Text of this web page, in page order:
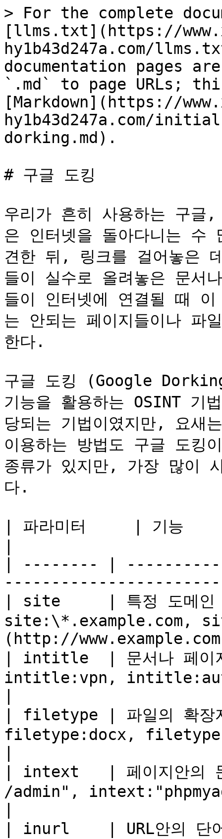
> For the complete
[llms.txt](https://
hy1b43d247a.com/
documentation pages
`.md` to page URLs;
[Markdown](https://
hy1b43d247a.com/
dorking.md).
# 구글 도킹
우리가 흔히 사용하는 구
은 인터넷을 돌아다니는 수
견한 뒤, 링크를 걸어놓은
들이 실수로 올려놓은 문서
들이 인터넷에 연결될 때
는 안되는 페이지들이나 파
한다.
구글 도킹 (Google
기능을 활용하는 OSINT 기
당되는 기법이였지만, 요새
이용하는 방법도 구글 도킹
종류가 있지만, 가장 많이
다.
| 파라미터     | 기능
| -------- |
| site     | 특정 도메
site:\*.example.com,
(http://
| intitle  | 문서나 페
intitle:vpn,
| filetype | 파일의
filetype:docx,
| intext   | 페이지안
/admin",
| inurl    | URL안의